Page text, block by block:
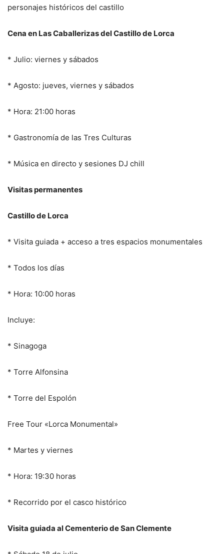
personajes históricos del castillo
Cena en Las Caballerizas del Castillo de Lorca
* Julio: viernes y sábados
* Agosto: jueves, viernes y sábados
* Hora: 21:00 horas
* Gastronomía de las Tres Culturas
* Música en directo y sesiones DJ chill
Visitas permanentes
Castillo de Lorca
* Visita guiada + acceso a tres espacios monumentales
* Todos los días
* Hora: 10:00 horas
Incluye:
* Sinagoga
* Torre Alfonsina
* Torre del Espolón
Free Tour «Lorca Monumental»
* Martes y viernes
* Hora: 19:30 horas
* Recorrido por el casco histórico
Visita guiada al Cementerio de San Clemente